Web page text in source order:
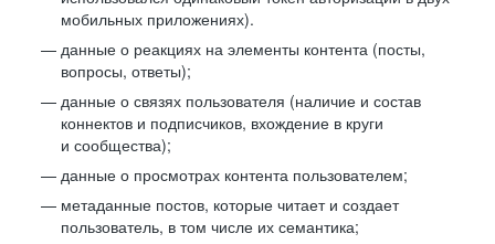
мобильных приложениях).
данные о реакциях на элементы контента (посты,
вопросы, ответы);
данные о связях пользователя (наличие и состав
коннектов и подписчиков, вхождение в круги
и сообщества);
данные о просмотрах контента пользователем;
метаданные постов, которые читает и создает
пользователь, в том числе их семантика;